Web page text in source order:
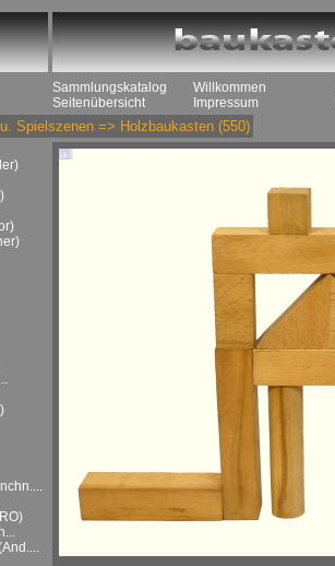
Sammlungskatalog
Seitenübersicht
Willkommen
Impressum
Spielszenen => Holzbaukasten (550)